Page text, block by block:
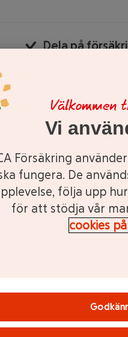
Dela på
Se ditt pris
ÅÅÅÅMMDDXXXX
ett
Välkommen
Vi
Försäkring
fungera. De
följa upp
för att stödja vår
cookies